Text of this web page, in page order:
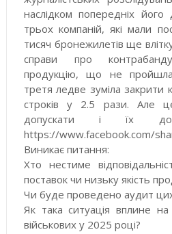
наслідком попередніх
трьох компаній, які мали
тисяч бронежилетів ще
справи про
продукцію, що не пройшла
третя ледве зуміла закрити
строків у 2.5 рази. Але
допускати і їх до
https://www.facebook.com/
Виникає питання:
Хто нестиме
поставок чи низьку якість
Чи буде проведено аудит цих
Як така ситуація вплине
військових у 2025 році?